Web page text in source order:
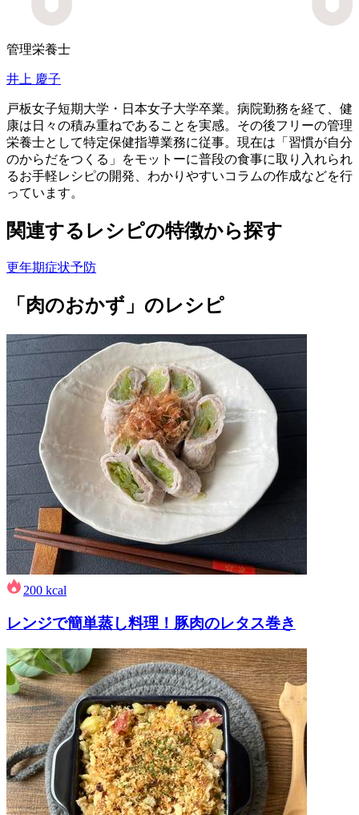
管理栄養士
井上 慶子
戸板女子短期大学・日本女子大学卒業。病院勤務を経て、健
康は日々の積み重ねであることを実感。その後フリーの管理
栄養士として特定保健指導業務に従事。現在は「習慣が自分
のからだをつくる」をモットーに普段の食事に取り入れられ
るお手軽レシピの開発、わかりやすいコラムの作成などを行
っています。
関連するレシピの特徴から探す
更年期症状予防
「肉のおかず」のレシピ
200 kcal
レンジで簡単蒸し料理！豚肉のレタス巻き